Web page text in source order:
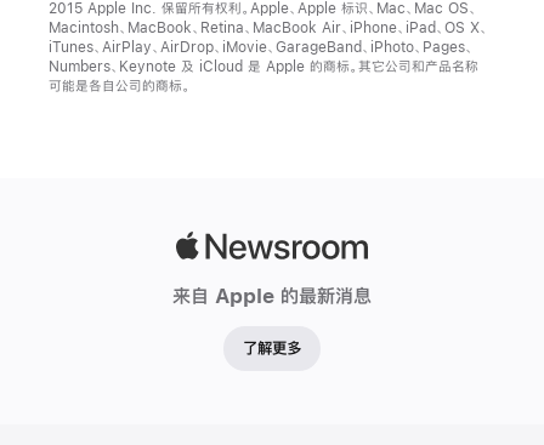
2015 Apple Inc. 保留所有权利。Apple、Apple 标识、Mac、Mac OS、
Macintosh、MacBook、Retina、MacBook Air、iPhone、iPad、OS X、
iTunes、AirPlay、AirDrop、iMovie、GarageBand、iPhoto、Pages、
Numbers、Keynote 及 iCloud 是 Apple 的商标。其它公司和产品名称
可能是各自公司的商标。
来自 Apple 的最新消息
了解更多